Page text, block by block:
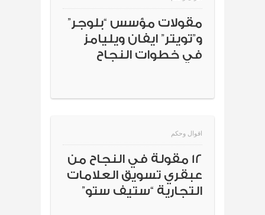
مقولات مؤسس “بلوجر”
و”تويتر” ايفان ويليامز
في خطوات النجاح
اقوال وحكم
12 مقولة في النجاح من
عبقري تسويق العلامات
التجارية “ستيف ستو”